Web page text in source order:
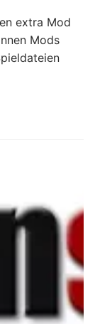
extra Mod
Mods